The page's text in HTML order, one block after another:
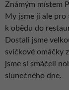
Známým místem
My jsme ji ale
k obědu do
Dostali jsme
svíčkové omáčky
jsme si smáčeli
slunečného dne.